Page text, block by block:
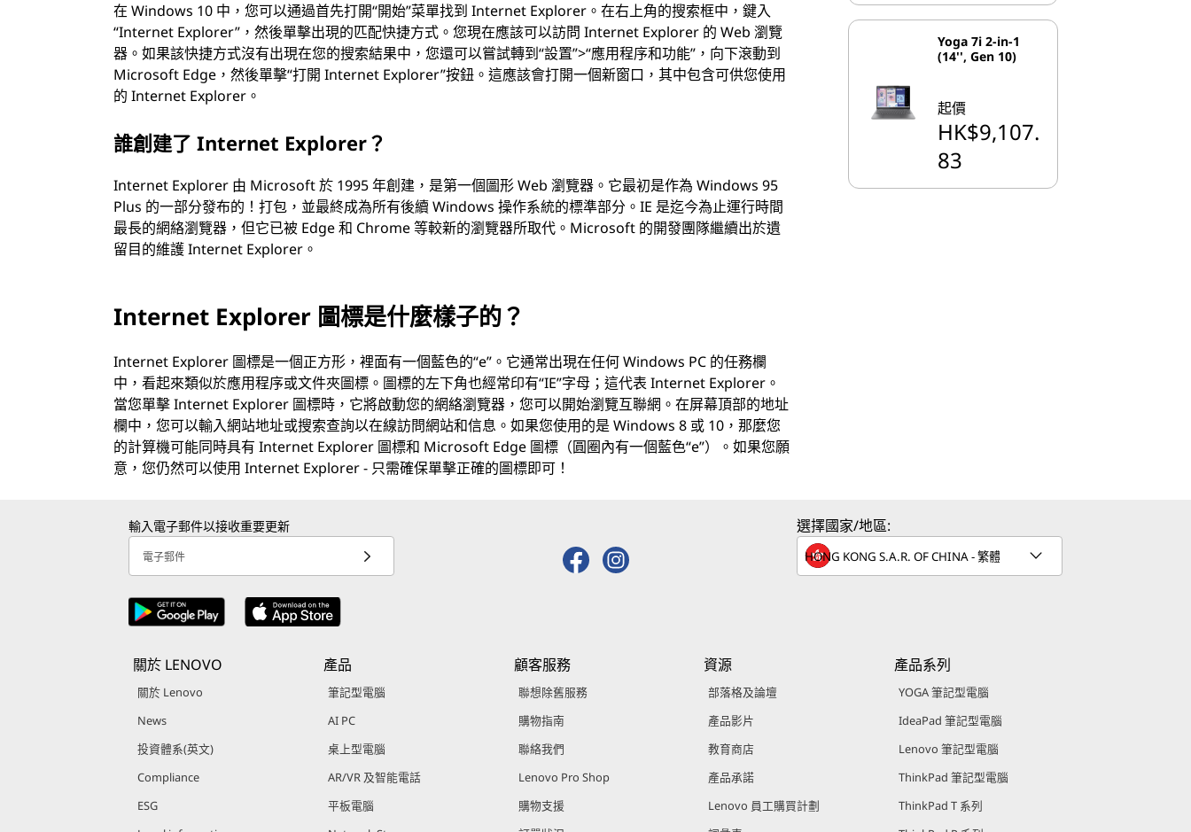
在 Windows 10 中，您可以通過首先打開“開始”菜單找到 Internet Explorer。在右上角的搜索框中，鍵入
“Internet Explorer”，然後單擊出現的匹配快捷方式。您現在應該可以訪問 Internet Explorer 的 Web 瀏覽
器。如果該快捷方式沒有出現在您的搜索結果中，您還可以嘗試轉到“設置”>“應用程序和功能”，向下滾動到
Microsoft Edge，然後單擊“打開 Internet Explorer”按鈕。這應該會打開一個新窗口，其中包含可供您使用
的 Internet Explorer。
誰創建了 Internet Explorer？
Internet Explorer 由 Microsoft 於 1995 年創建，是第一個圖形 Web 瀏覽器。它最初是作為 Windows 95
Plus 的一部分發布的！打包，並最終成為所有後續 Windows 操作系統的標準部分。IE 是迄今為止運行時間
最長的網絡瀏覽器，但它已被 Edge 和 Chrome 等較新的瀏覽器所取代。Microsoft 的開發團隊繼續出於遺
留目的維護 Internet Explorer。
Internet Explorer 圖標是什麼樣子的？
Internet Explorer 圖標是一個正方形，裡面有一個藍色的“e”。它通常出現在任何 Windows PC 的任務欄
中，看起來類似於應用程序或文件夾圖標。圖標的左下角也經常印有“IE”字母；這代表 Internet Explorer。
當您單擊 Internet Explorer 圖標時，它將啟動您的網絡瀏覽器，您可以開始瀏覽互聯網。在屏幕頂部的地址
欄中，您可以輸入網站地址或搜索查詢以在線訪問網站和信息。如果您使用的是 Windows 8 或 10，那麼您
的計算機可能同時具有 Internet Explorer 圖標和 Microsoft Edge 圖標（圓圈內有一個藍色“e”）。如果您願
意，您仍然可以使用 Internet Explorer - 只需確保單擊正確的圖標即可！
Yoga 7i 2-in-1
(14'', Gen 10)
起價
HK$9,107.
83
輸入電子郵件以接收重要更新
電子郵件
選擇國家/地區:
關於 LENOVO
關於 Lenovo
News
投資體系(英文)
Compliance
ESG
產品
筆記型電腦
AI PC
桌上型電腦
AR/VR 及智能電話
平板電腦
顧客服務
聯想除舊服務
購物指南
聯絡我們
Lenovo Pro Shop
購物支援
資源
部落格及論壇
產品影片
教育商店
產品承諾
Lenovo 員工購買計劃
產品系列
YOGA 筆記型電腦
IdeaPad 筆記型電腦
Lenovo 筆記型電腦
ThinkPad 筆記型電腦
ThinkPad T 系列